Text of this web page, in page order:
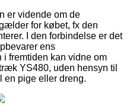
er vidende om de
for købet, fx den
I den forbindelse er det
ens
fremtiden kan vidne om
YS480, uden hensyn til
en pige eller dreng.